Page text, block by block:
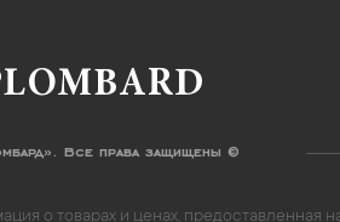
Все права защищены ©
о товарах и ценах,